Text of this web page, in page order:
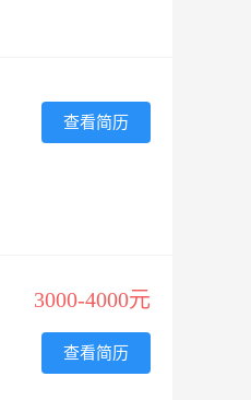
查看简历
3000-4000元
查看简历